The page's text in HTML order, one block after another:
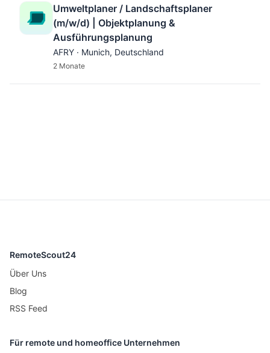
Umweltplaner / Landschaftsplaner
(m/w/d) | Objektplanung &
Ausführungsplanung
AFRY · Munich, Deutschland
2 Monate
RemoteScout24
Über Uns
Blog
RSS Feed
Für remote und homeoffice Unternehmen